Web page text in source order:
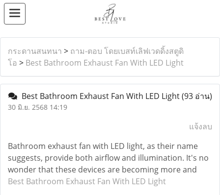
กระดานสนทนา > ถาม-ตอบ โดยเบสท์เลิฟเวดดิ้งสตูดิ
โอ > Best Bathroom Exhaust Fan With LED Light
Best Bathroom Exhaust Fan With LED Light(93 อ่าน)
30 มิ.ย. 2568 14:19
แจ้งลบ
Bathroom exhaust fan with LED light, as their name
suggests, provide both airflow and illumination. It's no
wonder that these devices are becoming more and
Best Bathroom Exhaust Fan With LED Light